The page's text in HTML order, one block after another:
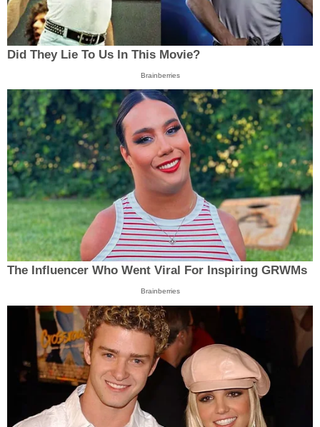
Did They Lie To Us In This Movie?
Brainberries
The Influencer Who Went Viral For Inspiring GRWMs
Brainberries